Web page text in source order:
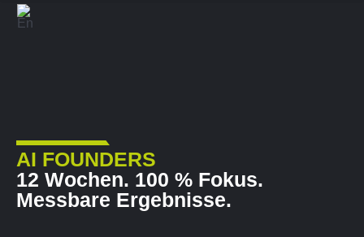
AI FOUNDERS
12 Wochen. 100 % Fokus.
Messbare Ergebnisse.